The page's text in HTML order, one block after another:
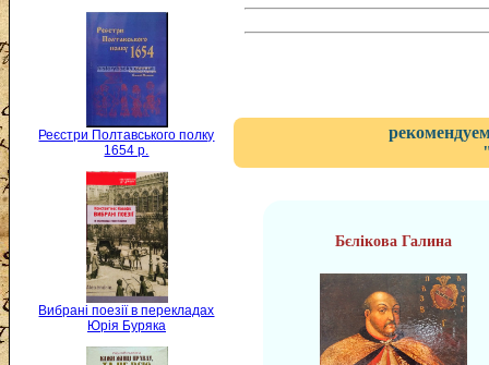
Реєстри Полтавського полку
1654 р.
Вибрані поезії в перекладах
Юрія Буряка
Бєлікова Галина